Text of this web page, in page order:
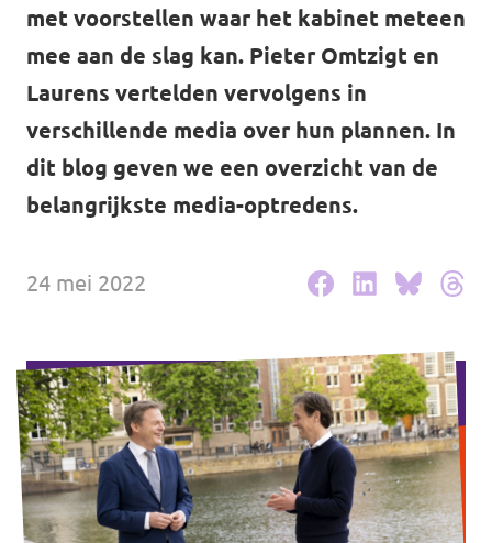
Word lid
Doneer
Contact
Sprekersaanvraag
Volt There - Buitenlandstichting Volt
Charge - Wetenschappelijk Platform Volt
met voorstellen waar het kabinet meteen
mee aan de slag kan. Pieter Omtzigt en
Laurens vertelden vervolgens in
verschillende media over hun plannen. In
dit blog geven we een overzicht van de
belangrijkste media-optredens.
24 mei 2022